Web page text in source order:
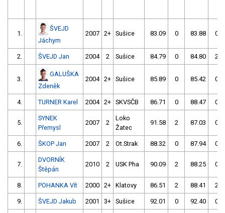
1.
ŠVEJD
Jáchym
2007 2+ Sušice 83.09 0 83.88 0
2. ŠVEJD Jan 2004 2 Sušice 84.79 0 84.80 2
3.
GALUŠKA
Zdeněk
2004 2+ Sušice 85.89 0 85.42 0
4. TURNER Karel 2004 2+ SKVSČB 86.71 0 88.47 0
5.
SYNEK
Přemysl
2007 2
Loko
Žatec
91.58 2 87.03 0
6. ŠKOP Jan 2007 2 Ot.Strak 88.32 0 87.94 0
7.
DVORNÍK
Štěpán
2010 2 USK Pha 90.09 2 88.25 0
8. POHANKA Vít 2000 2+ Klatovy 86.51 2 88.41 2
9. ŠVEJD Jakub 2001 3+ Sušice 92.01 0 92.40 0